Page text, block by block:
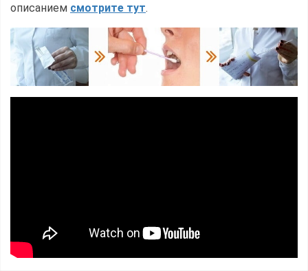
описанием смотрите тут.